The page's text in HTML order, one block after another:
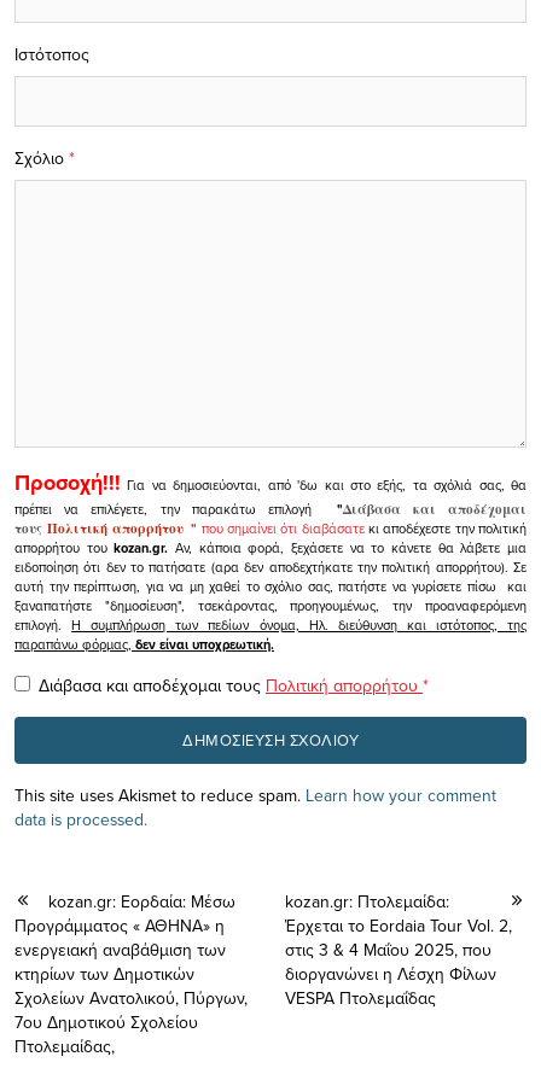
Σχόλιο *
Ιστότοπος
Προσοχή!!! Για να δημοσιεύονται, από 'δω και στο εξής, τα σχόλιά σας, θα
πρέπει να επιλέγετε, την παρακάτω επιλογή
"Διάβασα και αποδέχομαι
τουςΠολιτική απορρήτου" που σημαίνει ότι διαβάσατεκι αποδέχεστε την πολιτική
απορρήτου τουkozan.gr. Αν, κάποια φορά, ξεχάσετε να το κάνετε θα λάβετε μια
ειδοποίηση ότι δεν το πατήσατε (αρα δεν αποδεχτήκατε την πολιτική απορρήτου). Σε
αυτή την περίπτωση, για να μη χαθεί το σχόλιο σας, πατήστε να γυρίσετε πίσω και
ξαναπατήστε "δημοσίευση", τσεκάροντας, προηγουμένως, την προαναφερόμενη
επιλογή.Η συμπλήρωση των πεδίων όνομα, Ηλ. διεύθυνση και ιστότοπος, της
παραπάνω φόρμας, δεν είναι υποχρεωτική.
Διάβασα και αποδέχομαι τους Πολιτική απορρήτου *
This site uses Akismet to reduce spam. Learn how your comment
data is processed.
kozan.gr: Εορδαία: Μέσω
Προγράμματος « ΑΘΗΝΑ» η
ενεργειακή αναβάθμιση των
κτηρίων των Δημοτικών
Σχολείων Ανατολικού, Πύργων,
7ου Δημοτικού Σχολείου
Πτολεμαίδας,
kozan.gr: Πτολεμαίδα:
Έρχεται το Eordaia Tour Vol. 2,
στις 3 & 4 Μαΐου 2025, που
διοργανώνει η Λέσχη Φίλων
VESPA Πτολεμαΐδας